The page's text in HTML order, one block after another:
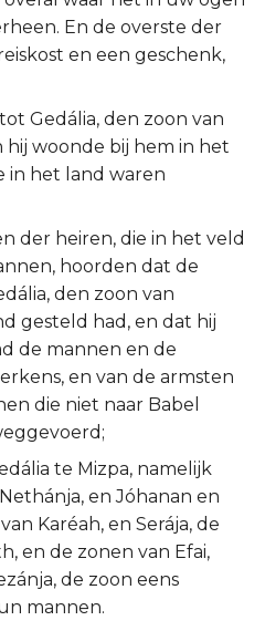
En de overste der
en een geschenk,
Gedália, den zoon van
hij woonde bij hem in het
in het land waren
der heiren, die in het veld
hoorden dat de
den zoon van
gesteld had, en dat hij
de mannen en de
en van de armsten
die niet naar Babel
te Mizpa, namelijk
en Jóhanan en
Karéah, en Serája, de
en de zonen van Efai,
de zoon eens
mannen.